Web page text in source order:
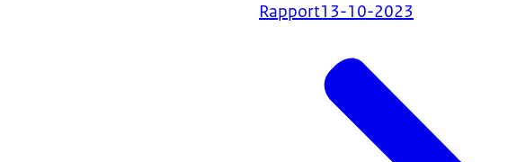
Rapport13-10-2023